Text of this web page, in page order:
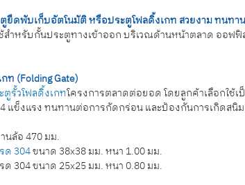
ยืดพับเก็บอัตโนมัติ หรือประตูโฟลดิ้งเกท สวยงาม ทนทาน
สำหรับกั้นประตูทางเข้าออก บริเวณด้านหน้าตลาด ออฟ
ท (Folding Gate)
ตูรั้วโฟลดิ้งเกทโครงการตลาดต่อยอด โดยลูกค้าเลือกใช้
แข็งแรง ทนทานต่อการกัดกร่อน และป้องกันการเกิดสนิ
นล้อ 470 มม.
ด 304 ขนาด 38x38 มม. หนา 1.00 มม.
ด 304 ขนาด 25x25 มม. หนา 0.80 มม.